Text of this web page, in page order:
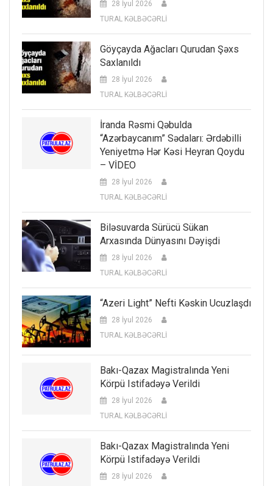
28 İyul 2026
TURAL KƏLBƏCƏRLİ
Göyçayda Ağacları Qurudan Şəxs
Saxlanıldı
28 İyul 2026
TURAL KƏLBƏCƏRLİ
İranda Rəsmi Qəbulda
“Azərbaycanım” Sədaları: Ərdəbilli
Yeniyetmə Hər Kəsi Heyran Qoydu
– VİDEO
28 İyul 2026
TURAL KƏLBƏCƏRLİ
Biləsuvarda Sürücü Sükan
Arxasında Dünyasını Dəyişdi
28 İyul 2026
TURAL KƏLBƏCƏRLİ
“Azeri Light” Nefti Kəskin Ucuzlaşdı
28 İyul 2026
TURAL KƏLBƏCƏRLİ
Bakı-Qazax Magistralında Yeni
Körpü Istifadəyə Verildi
28 İyul 2026
TURAL KƏLBƏCƏRLİ
Bakı-Qazax Magistralında Yeni
Körpü Istifadəyə Verildi
28 İyul 2026